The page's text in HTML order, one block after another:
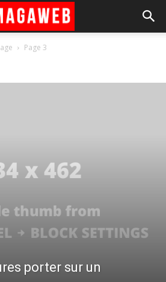
Page 3
porter sur un